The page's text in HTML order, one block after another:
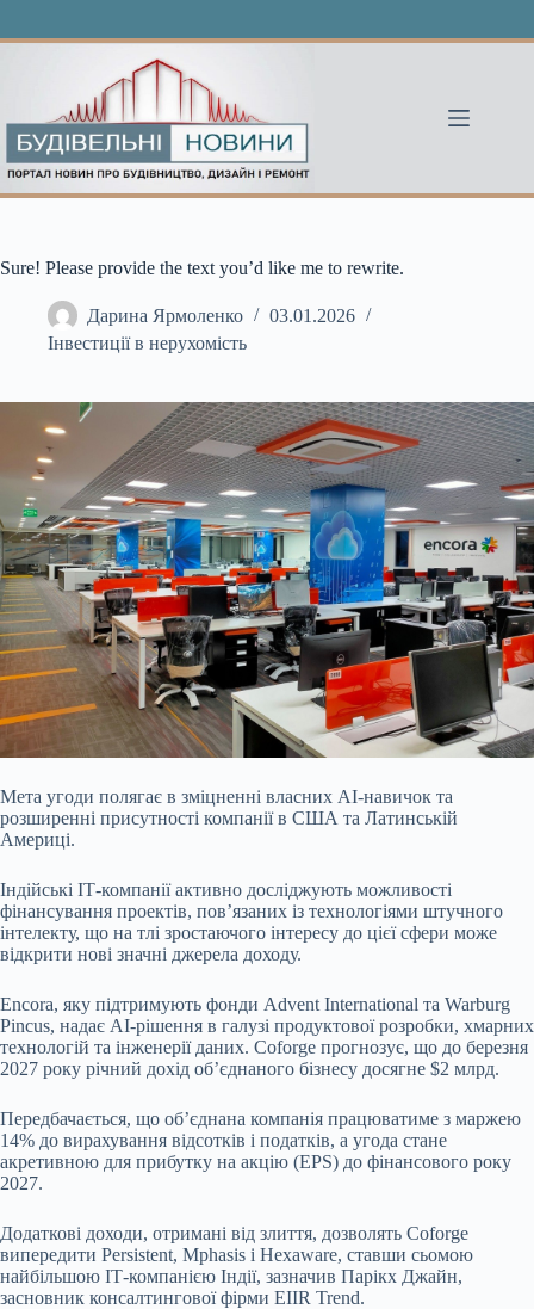
Sure! Please provide the text you’d like me to rewrite.
Дарина Ярмоленко
03.01.2026
Інвестиції в нерухомість
Мета угоди полягає в зміцненні власних AI-навичок та
розширенні присутності компанії в США та Латинській
Америці.
Індійські ІТ-компанії активно досліджують можливості
фінансування проектів, пов’язаних із технологіями штучного
інтелекту, що на тлі зростаючого інтересу до цієї сфери може
відкрити нові значні джерела доходу.
Encora, яку підтримують фонди Advent International та Warburg
Pincus, надає AI-рішення в галузі продуктової розробки, хмарних
технологій та інженерії даних. Coforge прогнозує, що до березня
2027 року річний дохід об’єднаного бізнесу досягне $2 млрд.
Передбачається, що об’єднана компанія працюватиме з маржею
14% до вирахування відсотків і податків, а угода стане
акретивною для прибутку на акцію (EPS) до фінансового року
2027.
Додаткові доходи, отримані від злиття, дозволять Coforge
випередити Persistent, Mphasis і Hexaware, ставши сьомою
найбільшою ІТ-компанією Індії, зазначив Парікх Джайн,
засновник консалтингової фірми EIIR Trend.